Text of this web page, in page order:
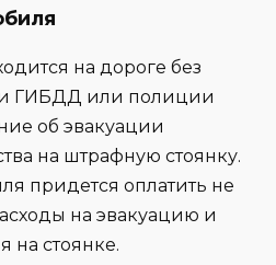
на дороге без
ГИБДД или полиции
об эвакуации
на штрафную стоянку.
придется оплатить не
на эвакуацию и
на стоянке.